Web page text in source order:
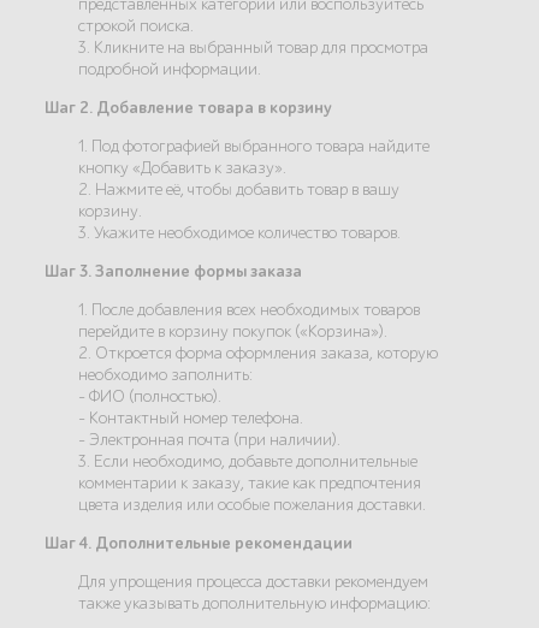
представленных категорий или воспользуйтесь
строкой поиска.
3. Кликните на выбранный товар для просмотра
подробной информации.
Шаг 2. Добавление товара в корзину
1. Под фотографией выбранного товара найдите
кнопку «Добавить к заказу».
2. Нажмите её, чтобы добавить товар в вашу
корзину.
3. Укажите необходимое количество товаров.
Шаг 3. Заполнение формы заказа
1. После добавления всех необходимых товаров
перейдите в корзину покупок («Корзина»).
2. Откроется форма оформления заказа, которую
необходимо заполнить:
- ФИО (полностью).
- Контактный номер телефона.
- Электронная почта (при наличии).
3. Если необходимо, добавьте дополнительные
комментарии к заказу, такие как предпочтения
цвета изделия или особые пожелания доставки.
Шаг 4. Дополнительные рекомендации
Для упрощения процесса доставки рекомендуем
также указывать дополнительную информацию: